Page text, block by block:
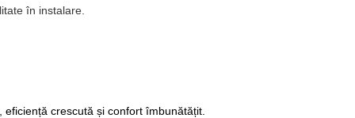
în instalare.
crescută și confort îmbunătățit.